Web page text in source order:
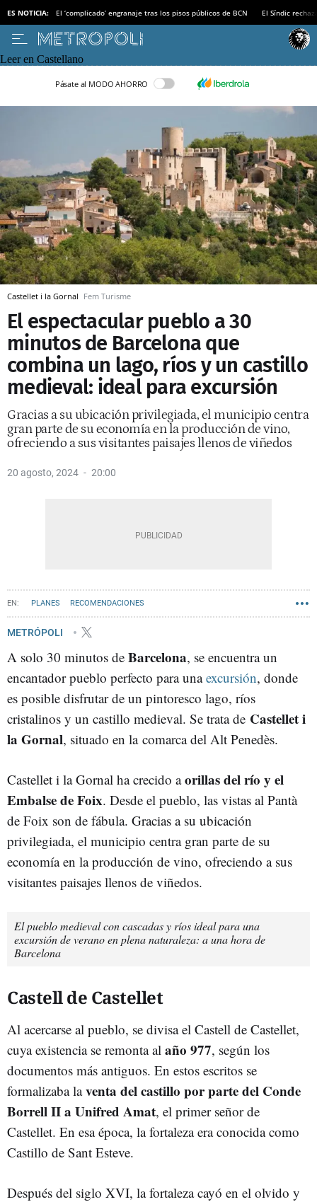
ES NOTICIA: El ‘complicado’ engranaje tras los pisos públicos de BCN El Síndic
Leer en Castellano
Pásate al MODO AHORRO
Castellet i la Gornal Fem Turisme
El espectacular pueblo a 30
minutos de Barcelona que
combina un lago, ríos y un castillo
medieval: ideal para excursión
Gracias a su ubicación privilegiada, el municipio centra
gran parte de su economía en la producción de vino,
ofreciendo a sus visitantes paisajes llenos de viñedos
20 agosto, 2024 20:00
PLANES RECOMENDACIONES
METRÓPOLI
A solo 30 minutos de Barcelona, se encuentra un
encantador pueblo perfecto para unaexcursión, donde
es posible disfrutar de un pintoresco lago, ríos
cristalinos y un castillo medieval. Se trata de Castellet i
la Gornal, situado en la comarca del Alt Penedès.
Castellet i la Gornal ha crecido aorillas del río y el
Embalse de Foix. Desde el pueblo, las vistas al Pantà
de Foix son de fábula. Gracias a su ubicación
privilegiada, el municipio centra gran parte de su
economía en la producción de vino, ofreciendo a sus
visitantes paisajes llenos de viñedos.
El pueblo medieval con cascadas y ríos ideal para una
excursión de verano en plena naturaleza: a una hora de
Barcelona
Castell de Castellet
Al acercarse al pueblo, se divisa el Castell de Castellet,
cuya existencia se remonta al año 977, según los
documentos más antiguos. En estos escritos se
formalizaba laventa del castillo por parte del Conde
Borrell II a Unifred Amat, el primer señor de
Castellet. En esa época, la fortaleza era conocida como
Castillo de Sant Esteve.
Después del siglo XVI, la fortaleza cayó en el olvido y